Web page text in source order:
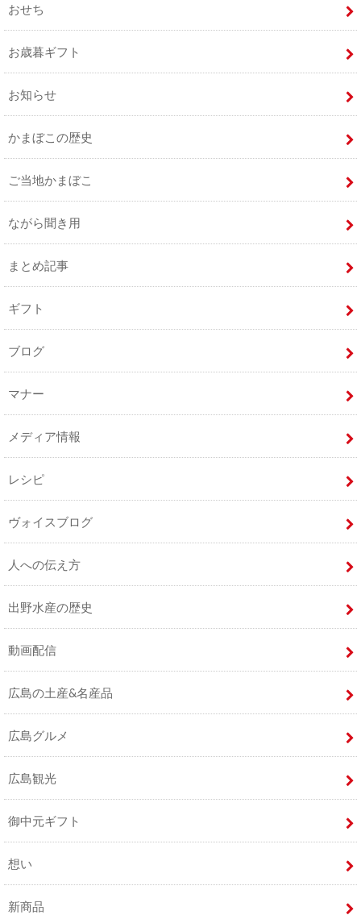
おせち
お歳暮ギフト
お知らせ
かまぼこの歴史
ご当地かまぼこ
ながら聞き用
まとめ記事
ギフト
ブログ
マナー
メディア情報
レシピ
ヴォイスブログ
人への伝え方
出野水産の歴史
動画配信
広島の土産&名産品
広島グルメ
広島観光
御中元ギフト
想い
新商品